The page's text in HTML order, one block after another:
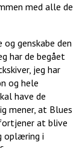
med alle de
genskabe den
har de begået
jeg har
og hele
have de
mener, at Blues
at blive
oplæring i